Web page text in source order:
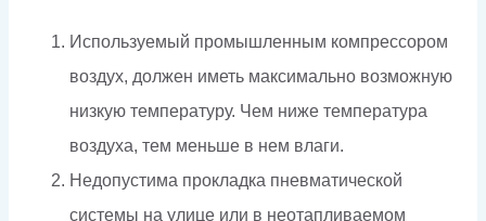
Используемый промышленным компрессором
воздух, должен иметь максимально возможную
низкую температуру. Чем ниже температура
воздуха, тем меньше в нем влаги.
Недопустима прокладка пневматической
системы на улице или в неотапливаемом